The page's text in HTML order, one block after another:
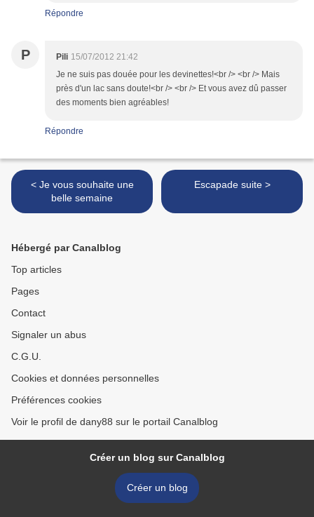
Répondre
P Pili 15/07/2012 21:42
Je ne suis pas douée pour les devinettes!<br /> <br /> Mais
près d'un lac sans doute!<br /> <br /> Et vous avez dû passer
des moments bien agréables!
Répondre
< Je vous souhaite une
belle semaine
Escapade suite >
Hébergé par Canalblog
Top articles
Pages
Contact
Signaler un abus
C.G.U.
Cookies et données personnelles
Préférences cookies
Voir le profil de dany88 sur le portail Canalblog
Créer un blog sur Canalblog
Créer un blog